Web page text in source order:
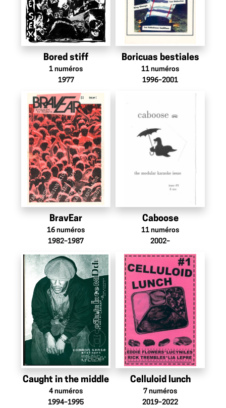
Bored stiff
1 numéros
1977
Boricuas bestiales
11 numéros
1996–2001
BravEar
16 numéros
1982–1987
Caboose
11 numéros
2002–
Caught in the middle
4 numéros
1994–1995
Celluloid lunch
7 numéros
2019–2022